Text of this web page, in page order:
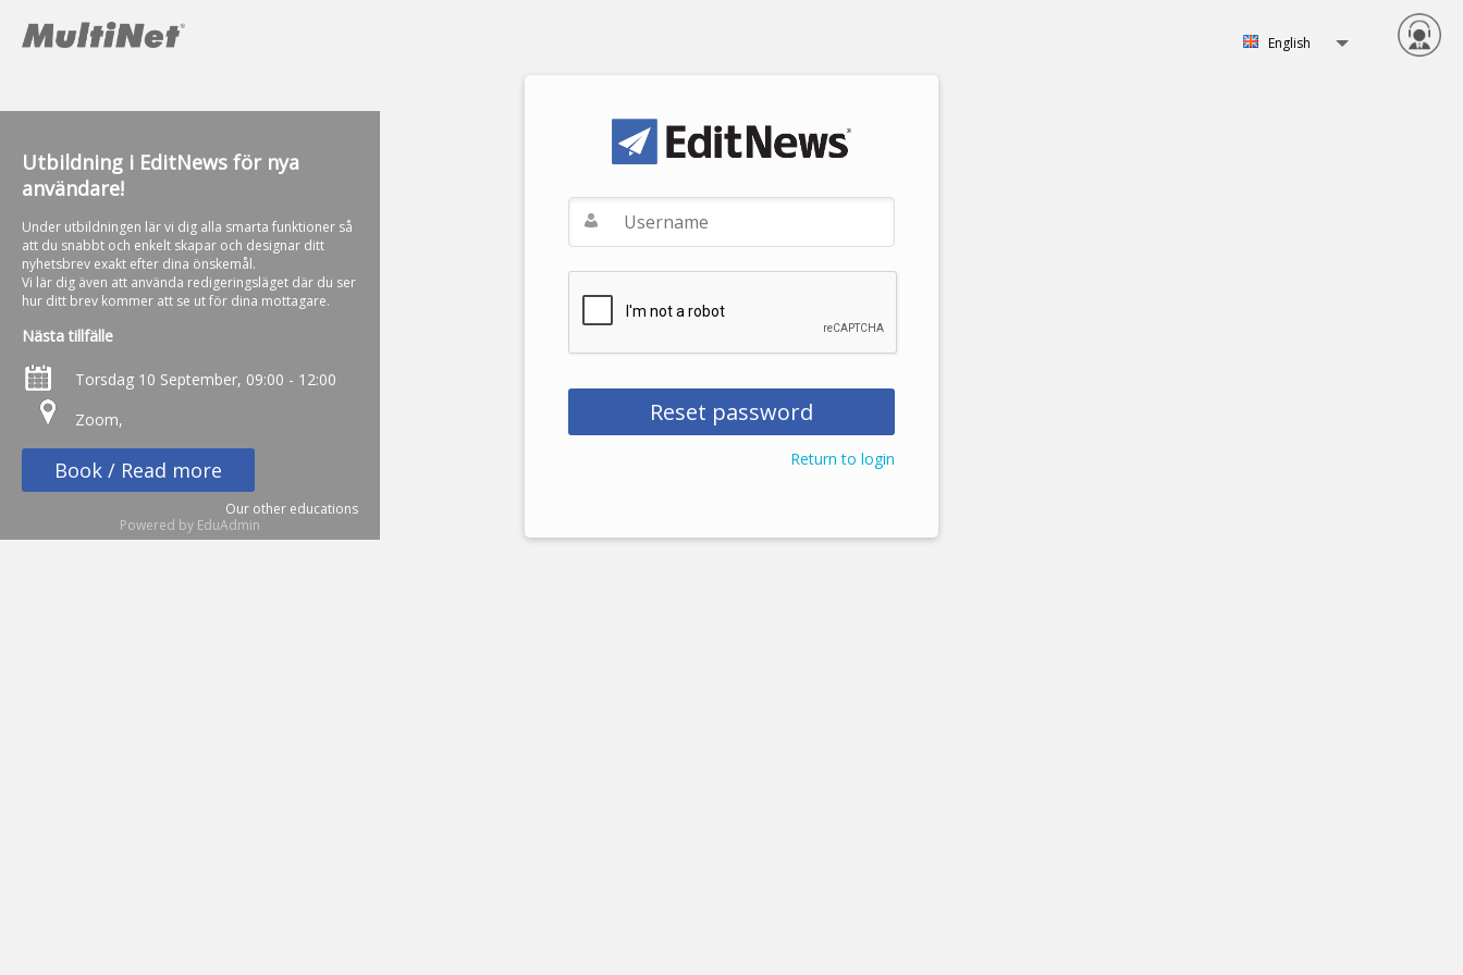
English
Return to login
Utbildning i EditNews för nya
användare!
Under utbildningen lär vi dig alla smarta funktioner så
att du snabbt och enkelt skapar och designar ditt
nyhetsbrev exakt efter dina önskemål.
Vi lär dig även att använda redigeringsläget där du ser
hur ditt brev kommer att se ut för dina mottagare.
Nästa tillfälle
Torsdag 10 September, 09:00 - 12:00
Zoom,
Book / Read more
Our other educations
Powered by EduAdmin